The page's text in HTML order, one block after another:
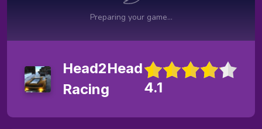
Head2Head
Racing
4.1